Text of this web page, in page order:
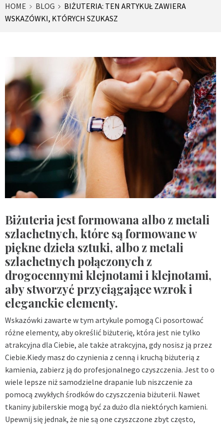
HOME BLOG
BIŻUTERIA: TEN ARTYKUŁ ZAWIERA
WSKAZÓWKI, KTÓRYCH SZUKASZ
Biżuteria jest formowana albo z metali
szlachetnych, które są formowane w
piękne dzieła sztuki, albo z metali
szlachetnych połączonych z
drogocennymi klejnotami i klejnotami,
aby stworzyć przyciągające wzrok i
eleganckie elementy.
Wskazówki zawarte w tym artykule pomogą Ci posortować
różne elementy, aby określić biżuterię, która jest nie tylko
atrakcyjna dla Ciebie, ale także atrakcyjna, gdy nosisz ją przez
Ciebie.Kiedy masz do czynienia z cenną i kruchą biżuterią z
kamienia, zabierz ją do profesjonalnego czyszczenia. Jest to o
wiele lepsze niż samodzielne drapanie lub niszczenie za
pomocą zwykłych środków do czyszczenia biżuterii. Nawet
tkaniny jubilerskie mogą być za dużo dla niektórych kamieni.
Upewnij się jednak, że nie są one czyszczone zbyt często,